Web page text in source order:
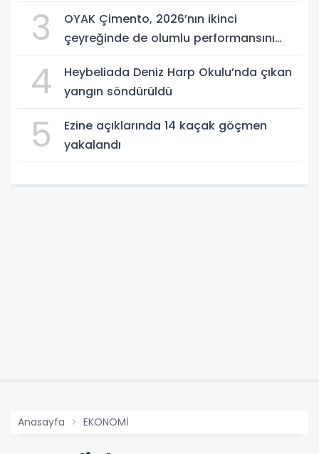
3
OYAK Çimento, 2026’nın ikinci
çeyreğinde de olumlu performansını
4
Heybeliada Deniz Harp Okulu’nda çıkan
yangın söndürüldü
5
Ezine açıklarında 14 kaçak göçmen
yakalandı
Anasayfa EKONOMİ